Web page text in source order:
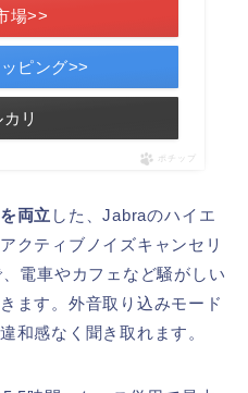
場>>
ピング>>
カリ
ポチップ
両立 した、Jabraのハイエ
クティブノイズキャンセリ
電車やカフェなど騒がしい
ます。外音取り込みモード
和感なく聞き取れます。